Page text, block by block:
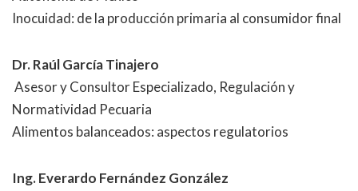
Inocuidad: de la producción primaria al consumidor final
Dr. Raúl García Tinajero
Asesor y Consultor Especializado, Regulación y
Normatividad Pecuaria
Alimentos balanceados: aspectos regulatorios
Ing. Everardo Fernández González